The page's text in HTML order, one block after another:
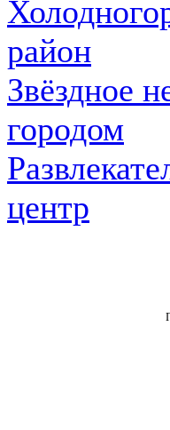
район
Звёздное
городом
центр